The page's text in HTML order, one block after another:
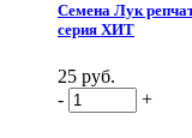
Семена Лук
серия ХИТ
25 руб.
-
+